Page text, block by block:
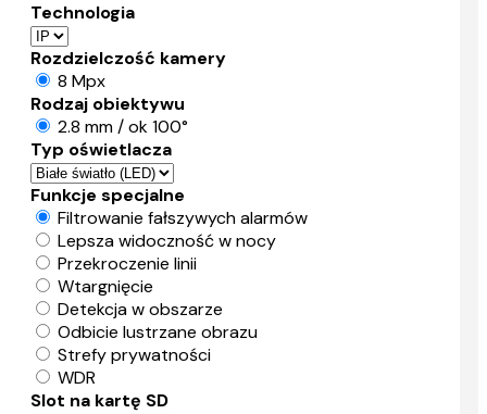
Technologia
Rozdzielczość kamery
8 Mpx
Rodzaj obiektywu
2.8 mm / ok 100°
Typ oświetlacza
Funkcje specjalne
Filtrowanie fałszywych alarmów
Lepsza widoczność w nocy
Przekroczenie linii
Wtargnięcie
Detekcja w obszarze
Odbicie lustrzane obrazu
Strefy prywatności
WDR
Slot na kartę SD